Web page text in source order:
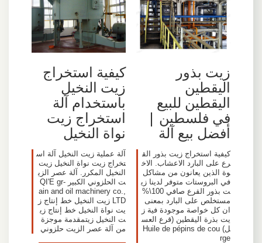
زيت بذور
اليقطين
اليقطين للبيع
في فلسطين |
أفضل بيع آلة
‫كيفية استخراج زيت بذور الق
رع على البارد الاعشاب. الاخ
وة الذين يعانون من مشاكل
في البروستات متوفر لدينا زي
ت بذور القرع صافي 100\%
مستخلص على البارد بمعنى
ان كل خواصة موجودة فية ز
يت بذرة اليقطين (قرع العس
ل) Huile de pépins de cou
rge
كيفية استخراج
زيت النخيل
باستخدام آلة
استخراج زيت
نواة النخيل
آلة عملية زيت النخيل آلة اس
تخراج زيت نواة النخيل زيت
النخيل المكرر. آلة عصر الزي
ت الحلزوني الكبير -QI'E gr
ain and oil machinery co.,
LTD زيت النخيل خط إنتاج ز
يت نواة النخيل خط إنتاج زي
ت النخيل زيتمقدمة موجزة
من آلة عصر الزيت حلزوني